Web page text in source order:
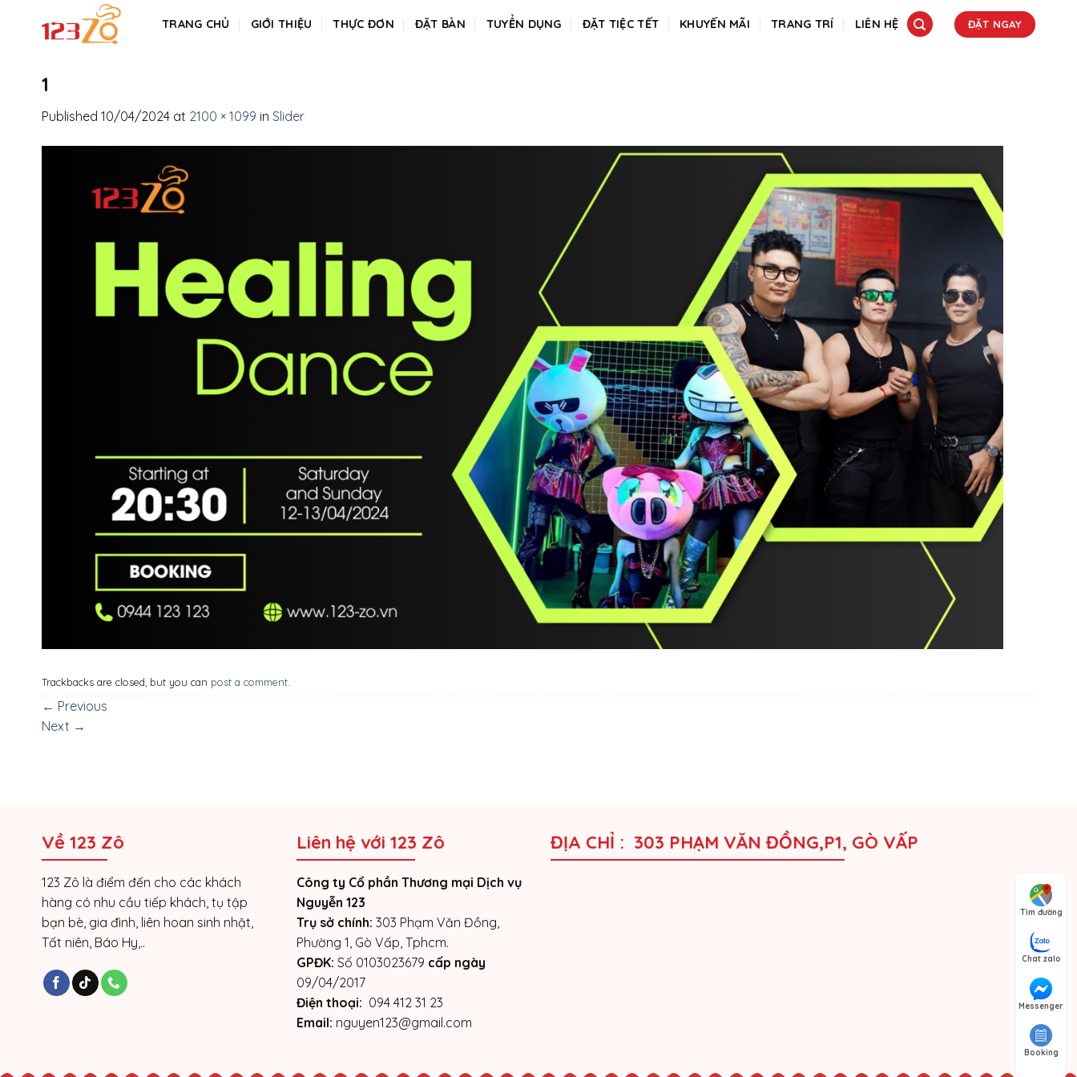
TRANG CHỦ GIỚI THIỆU THỰC ĐƠN ĐẶT BÀN TUYỂN DỤNG ĐẶT TIỆC TẾT KHUYẾN MÃI TRANG TRÍ LIÊN HỆ ĐẶT NGAY
1
Published 10/04/2024 at 2100 × 1099 in Slider
Trackbacks are closed, but you can post a comment
← Previous
Next →
Về 123 Zô
123 Zô là điểm đến cho các khách
hàng có nhu cầu tiếp khách, tụ tập
bạn bè, gia đình, liên hoan sinh nhật,
Tất niên, Báo Hy,..
Liên hệ với 123 Zô
Công ty Cổ phần Thương mại Dịch vụ
Nguyễn 123
Trụ sở chính: 303 Phạm Văn Đồng,
Phường 1, Gò Vấp, Tphcm.
GPĐK: Số 0103023679 cấp ngày
09/04/2017
Điện thoại: 094 412 31 23
Email: nguyen123@gmail.com
ĐỊA CHỈ : 303 PHẠM VĂN ĐỒNG,P1, GÒ VẤP
Tìm đường
Chat zalo
Messenger
Booking